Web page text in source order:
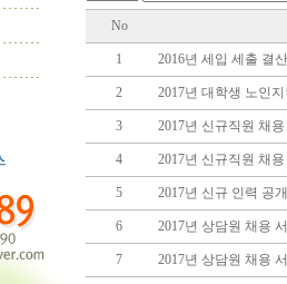
No
1 2016년 세입 세출 결
2 2017년 대학생 노인
3 2017년 신규직원 채
4 2017년 신규직원 채
5 2017년 신규 인력 공
6 2017년 상담원 채용
7 2017년 상담원 채용